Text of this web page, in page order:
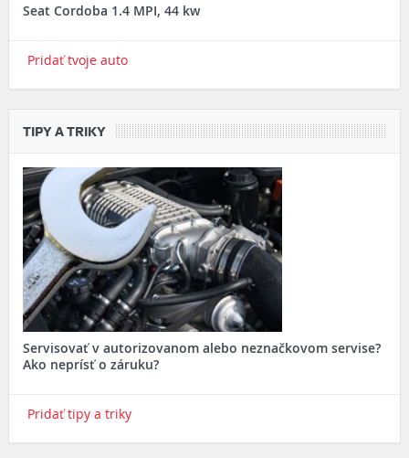
Seat Cordoba 1.4 MPI, 44 kw
Pridať tvoje auto
TIPY A TRIKY
Servisovať v autorizovanom alebo neznačkovom servise?
Ako neprísť o záruku?
Pridať tipy a triky